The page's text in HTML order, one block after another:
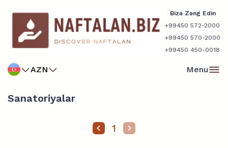
Bizə Zəng Edin
+99450 572-2000
+99450 570-2000
+99450 450-0018
AZN Menu
Sanatoriyalar
1